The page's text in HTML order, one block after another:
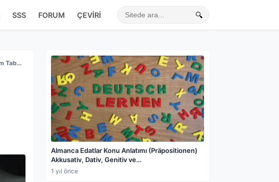
SSS FORUM ÇEVIRI
Sitede ara
🔍
Almancada Düzenli Fiiller (Schwache Verben): 250 Fiil Listesi, Çekim Tabloları ve Kapsamlı Konu Anlatımı
Almanca Edatlar Konu Anlatımı (Präpositionen)
Akkusativ, Dativ, Genitiv ve
Wechselpräpositionen ile Kapsamlı Rehber
1 yıl önce